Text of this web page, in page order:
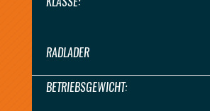
RADLADER
BETRIEBSGEWICHT: